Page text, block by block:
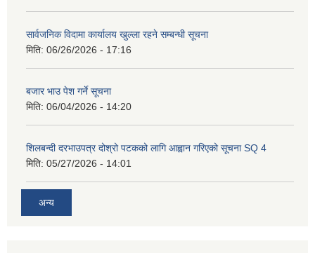
सार्वजनिक विदामा कार्यालय खुल्ला रहने सम्बन्धी सूचना
मिति: 06/26/2026 - 17:16
बजार भाउ पेश गर्ने सूचना
मिति: 06/04/2026 - 14:20
शिलबन्दी दरभाउपत्र दोश्रो पटकको लागि आह्वान गरिएको सूचना SQ 4
मिति: 05/27/2026 - 14:01
अन्य